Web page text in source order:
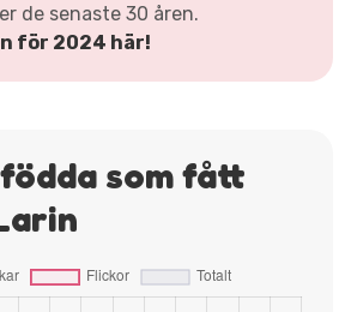
de senaste 30 åren.
för 2024 här!
som fått